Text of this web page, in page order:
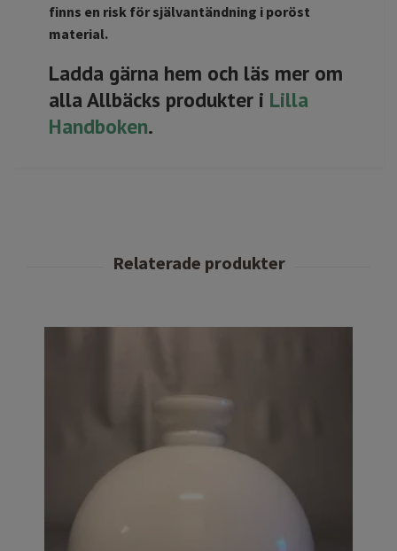
finns en risk för självantändning i poröst
material.
Ladda gärna hem och läs mer om
alla Allbäcks produkter i Lilla
Handboken.